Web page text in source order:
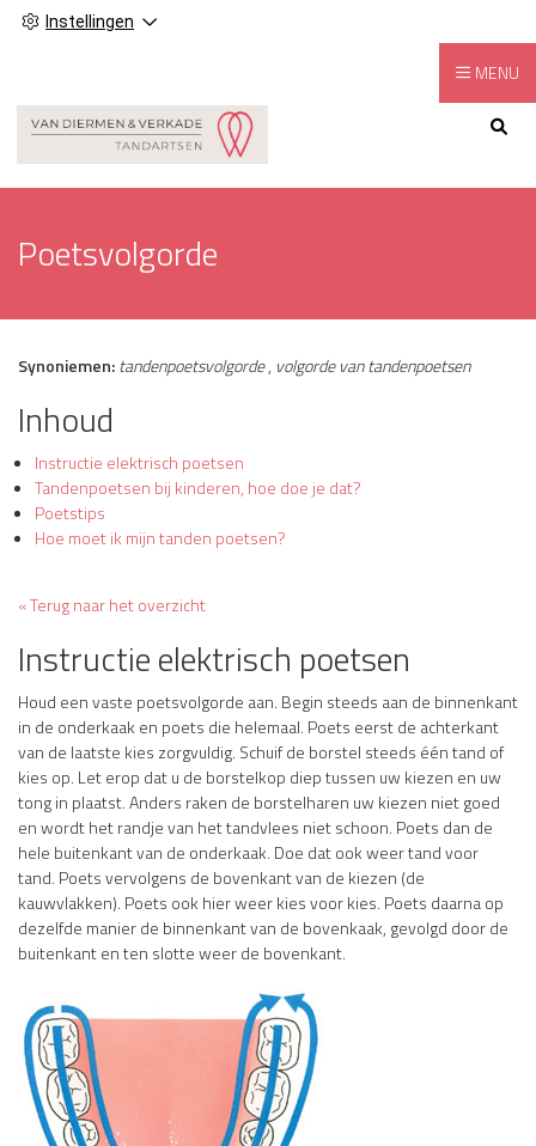
Instellingen
Hoofdmenu
MENU
Poetsvolgorde
Synoniemen:tandenpoetsvolgorde, volgorde van tandenpoetsen
Inhoud
Instructie elektrisch poetsen
Tandenpoetsen bij kinderen, hoe doe je dat?
Poetstips
Hoe moet ik mijn tanden poetsen?
« Terug naar het overzicht
Instructie elektrisch poetsen
Houd een vaste poetsvolgorde aan. Begin steeds aan de binnenkant
in de onderkaak en poets die helemaal. Poets eerst de achterkant
van de laatste kies zorgvuldig. Schuif de borstel steeds één tand of
kies op. Let erop dat u de borstelkop diep tussen uw kiezen en uw
tong in plaatst. Anders raken de borstelharen uw kiezen niet goed
en wordt het randje van het tandvlees niet schoon. Poets dan de
hele buitenkant van de onderkaak. Doe dat ook weer tand voor
tand. Poets vervolgens de bovenkant van de kiezen (de
kauwvlakken). Poets ook hier weer kies voor kies. Poets daarna op
dezelfde manier de binnenkant van de bovenkaak, gevolgd door de
buitenkant en ten slotte weer de bovenkant.